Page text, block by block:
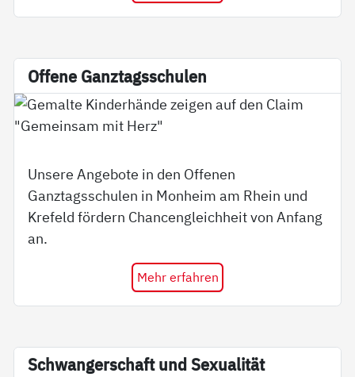
Of­fe­ne Ganz­tags­schu­len
Unsere Angebote in den Offenen
Ganztagsschulen in Monheim am Rhein und
Krefeld fördern Chancengleichheit von Anfang
an.
Mehr erfahren
Schwan­ger­schaft und Se­xua­li­tät